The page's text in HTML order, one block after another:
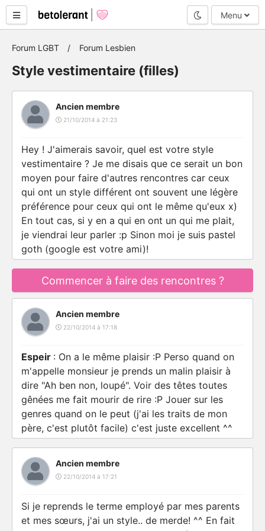
Mode nuit
Menu
Forum LGBT Forum Lesbien
Style vestimentaire (filles)
Ancien membre
21/10/2014 à 21:23
Hey ! J'aimerais savoir, quel est votre style
vestimentaire ? Je me disais que ce serait un bon
moyen pour faire d'autres rencontres car ceux
qui ont un style différent ont souvent une légère
préférence pour ceux qui ont le même qu'eux x)
En tout cas, si y en a qui en ont un qui me plait,
je viendrai leur parler :p Sinon moi je suis pastel
goth (google est votre ami)!
Commencer à faire des rencontres ?
Ancien membre
22/10/2014 à 17:18
Espeir : On a le même plaisir :P Perso quand on
m'appelle monsieur je prends un malin plaisir à
dire "Ah ben non, loupé". Voir des têtes toutes
gênées me fait mourir de rire :P Jouer sur les
genres quand on le peut (j'ai les traits de mon
père, c'est plutôt facile) c'est juste excellent ^^
Ancien membre
22/10/2014 à 17:21
Si je reprends le terme employé par mes parents
et mes sœurs, j'ai un style.. de merde! ^^ En fait